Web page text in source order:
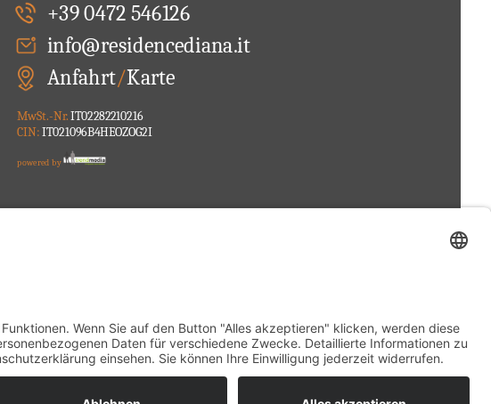
+39 0472 546126
info@residencediana.it
Anfahrt/Karte
MwSt.-Nr.IT02282210216
CIN:IT021096B4HEOZOG2I
powered by